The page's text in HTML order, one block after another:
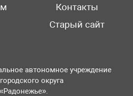
Контакты
Старый сайт
автономное учреждение
округа